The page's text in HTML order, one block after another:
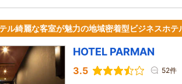
ル綺麗な客室が魅力の地域密着型ビジネスホテ
HOTEL PARMAN
3.5 52件